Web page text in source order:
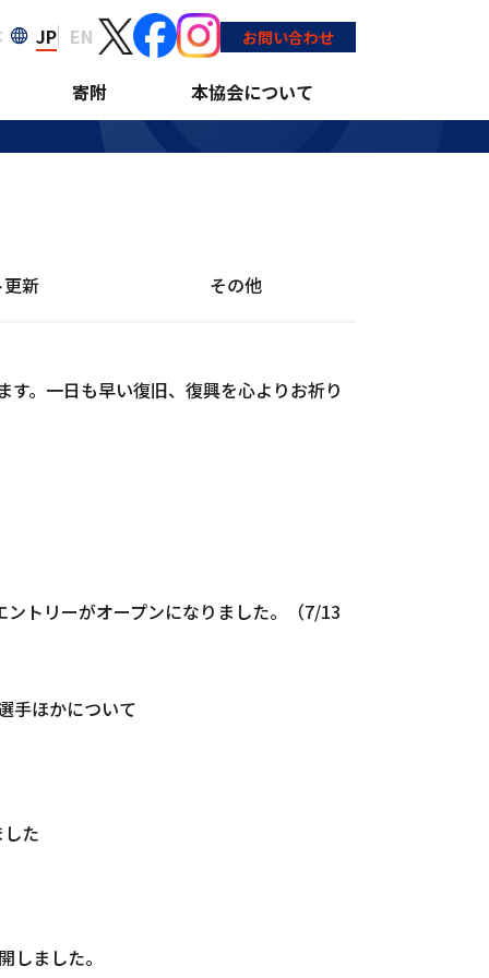
JP EN お問い合わせ
寄附 本協会について
新 その他
。一日も早い復旧、復興を心よりお祈り
トリーがオープンになりました。（7/13
手ほかについて
た
しました。